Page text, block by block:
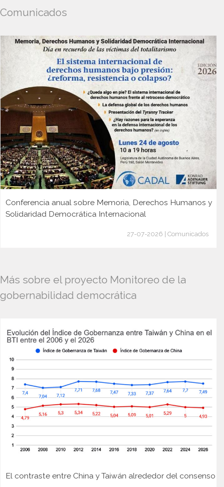
Comunicados
Conferencia anual sobre Memoria, Derechos Humanos y
Solidaridad Democrática Internacional
27-07-2026 | Comunicados
Más sobre el proyecto Monitoreo de la
gobernabilidad democrática
El contraste entre China y Taiwán alrededor del consenso